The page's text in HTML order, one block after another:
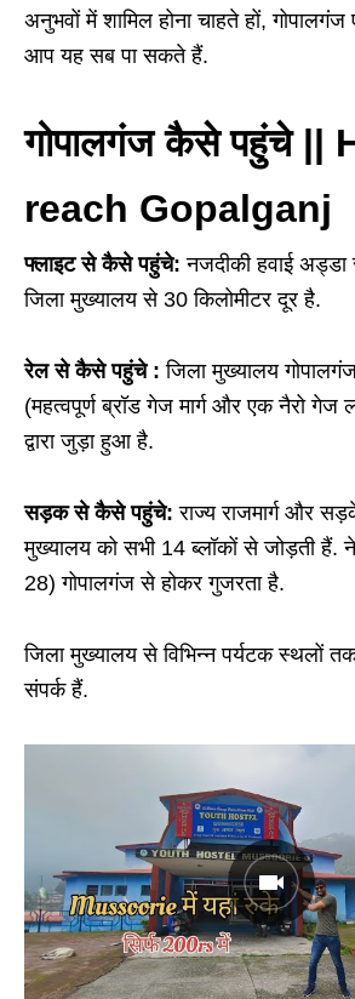
अनुभवों में शामिल होना चाहते हों,
आप यह सब पा सकते हैं.
गोपालगंज कैसे पहुंचे ||
reach Gopalganj
फ्लाइट से कैसे पहुंचे: नजदीकी हवाई
जिला मुख्यालय से 30 किलोमीटर दूर है.
रेल से कैसे पहुंचे : जिला मुख्यालय
(महत्वपूर्ण ब्रॉड गेज मार्ग और एक नैरो
द्वारा जुड़ा हुआ है.
सड़क से कैसे पहुंचे: राज्य राजमार्ग और
मुख्यालय को सभी 14 ब्लॉकों से जोड़ती हैं.
28) गोपालगंज से होकर गुजरता है.
जिला मुख्यालय से विभिन्न पर्यटक स्थलों
संपर्क हैं.